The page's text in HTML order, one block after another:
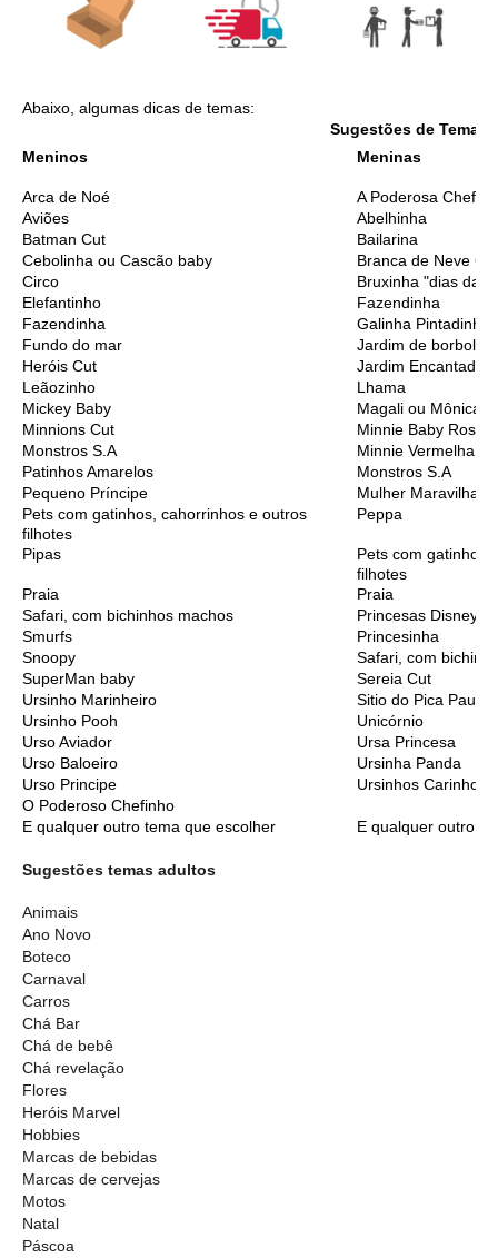
Abaixo, algumas dicas de temas:
Sugestões de Temas
Meninos
Meninas
Arca de Noé
A Poderosa
Aviões
Abelhinha
Batman Cut
Bailarina
Cebolinha ou Cascão baby
Branca de Neve Cut
Circo
Bruxinha "dias das
Elefantinho
Fazendinha
Fazendinha
Galinha Pintadinha
Fundo do mar
Jardim de
Heróis Cut
Jardim Encantado
Leãozinho
Lhama
Mickey Baby
Magali ou Mônica
Minnions Cut
Minnie Baby Rosa
Monstros S.A
Minnie Vermelha
Patinhos Amarelos
Monstros S.A
Pequeno Príncipe
Mulher Maravilha
Pets com gatinhos, cahorrinhos e outros
filhotes
Peppa
Pipas
Pets com
filhotes
Praia
Praia
Safari, com bichinhos machos
Princesas Disney
Smurfs
Princesinha
Snoopy
Safari, com
SuperMan baby
Sereia Cut
Ursinho Marinheiro
Sitio do Pica Pau
Ursinho Pooh
Unicórnio
Urso Aviador
Ursa Princesa
Urso Baloeiro
Ursinha Panda
Urso Principe
Ursinhos
O Poderoso Chefinho
E qualquer outro tema que escolher
E qualquer outro
Sugestões temas adultos
Animais
Ano Novo
Boteco
Carnaval
Carros
Chá Bar
Chá de bebê
Chá revelação
Flores
Heróis Marvel
Hobbies
Marcas de bebidas
Marcas de cervejas
Motos
Natal
Páscoa